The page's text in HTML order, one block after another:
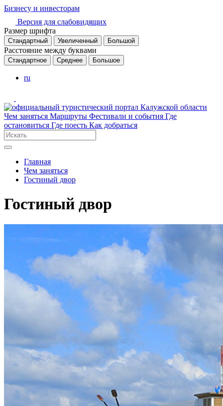
Бизнесу и инвесторам
Версия для слабовидящих
Размер шрифта
Стандартный Увеличенный Большой
Расстояние между буквами
Стандартное Среднее Большое
ru
Чем заняться Маршруты Фестивали и события Где
остановиться Где поесть Как добраться
Главная
Чем заняться
Гостиный двор
Гостиный двор